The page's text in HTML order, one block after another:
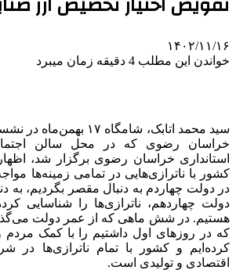
۱۴۰۲/۱۱/۱۶
خواندن این مطلب 4 دقیقه زمان میبرد
سید محمد اتابک، شامگاه
خراسان رضوی که در محل سالن
استانداری خراسان رضوی برگزار شد،
کشور با ناترازی‌هایی در تمامی زمینه‌ها
در دولت چهاردم به دنبال مقصر بگردیم، به
دولت چهاردهم، ناترازی‌ها را شناسایی
هستیم. در شش ماهی که از عمر دولت
که در روزهای اول داشتیم را با کمک
کرده‌ایم و کشور با تمام ناترازی‌ها در
اقتصادی و تولیدی است.